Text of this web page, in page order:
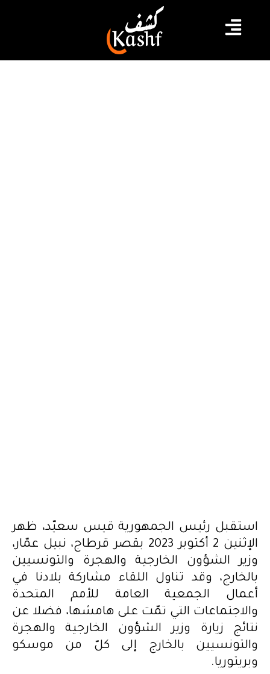
استقبل رئيس الجمهورية قيس سعيّد، ظهر
الإثنين 2 أكتوبر 2023 بقصر قرطاج، نبيل عمّار،
وزير الشؤون الخارجية والهجرة والتونسيين
بالخارج، وقد تناول اللقاء مشاركة بلادنا في
أعمال الجمعية العامة للأمم المتحدة
والاجتماعات التي تمّت على هامشها، فضلا عن
نتائج زيارة وزير الشؤون الخارجية والهجرة
والتونسيين بالخارج إلى كلّ من موسكو
وبريتوريا.